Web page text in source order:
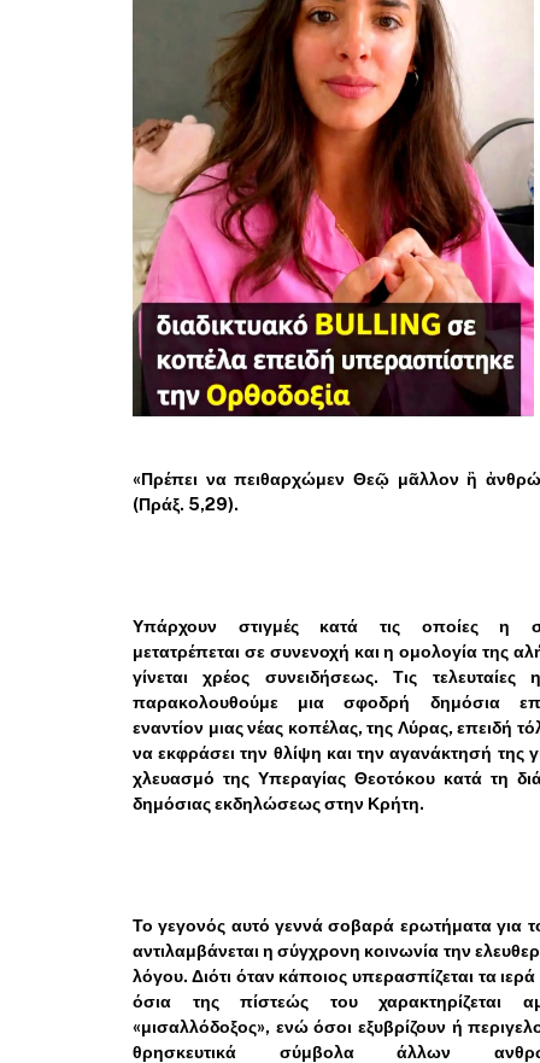
«Πρέπει να πειθαρχώμεν Θεῷ μᾶλλον ἢ
(Πράξ. 5,29).
Υπάρχουν στιγμές κατά τις οποίες η
μετατρέπεται σε συνενοχή και η ομολογία της
γίνεται χρέος συνειδήσεως. Τις τελευταίες
παρακολουθούμε μια σφοδρή δημόσια
εναντίον μιας νέας κοπέλας, της Λύρας, επειδή
να εκφράσει την θλίψη και την αγανάκτησή της
χλευασμό της Υπεραγίας Θεοτόκου κατά τη
δημόσιας εκδηλώσεως στην Κρήτη.
Το γεγονός αυτό γεννά σοβαρά ερωτήματα για
αντιλαμβάνεται η σύγχρονη κοινωνία την
λόγου. Διότι όταν κάποιος υπερασπίζεται τα ιερά
όσια της πίστεώς του χαρακτηρίζεται
«μισαλλόδοξος», ενώ όσοι εξυβρίζουν ή
θρησκευτικά σύμβολα άλλων